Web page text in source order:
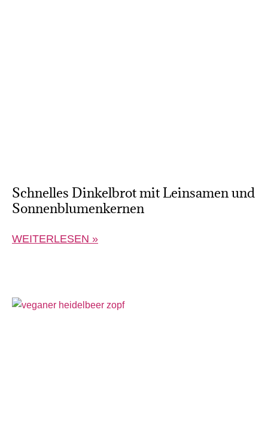
Schnelles Dinkelbrot mit Leinsamen und
Sonnenblumenkernen
WEITERLESEN »